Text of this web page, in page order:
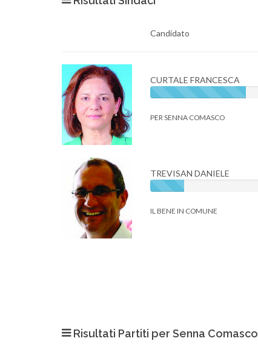
Candidato
CURTALE FRANCESCA
PER SENNA COMASCO
TREVISAN DANIELE
IL BENE IN COMUNE
Risultati Partiti per Senna Comasco